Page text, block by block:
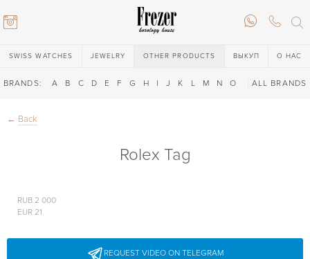
SWISS WATCHES JEWELRY OTHER PRODUCTS ВЫКУП О НАС
BRANDS: A B C D E F G H I J K L M N O Q R S T
ALL BRANDS
146-88-02
← Back
Rolex Tag
RUB 2 000
EUR 21
REQUEST VIDEO ON TELEGRAM